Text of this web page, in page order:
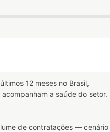
12 meses no Brasil,
acompanham a saúde do setor.
de contratações — cenário